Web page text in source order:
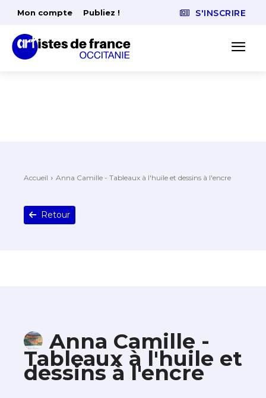
Mon compte Publiez ! S'INSCRIRE
Accueil Anna Camille - Tableaux à l'huile et dessins à l'encre
Retour
Anna Camille -
Tableaux à l'huile et
dessins à l'encre